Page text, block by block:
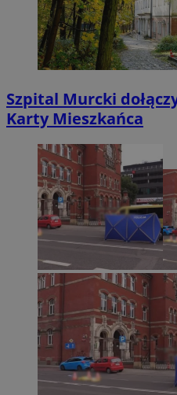
Szpital Murcki
Karty Mieszkańca